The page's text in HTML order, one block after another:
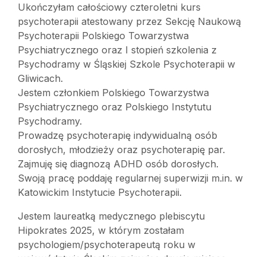
Ukończyłam całościowy czteroletni kurs
psychoterapii atestowany przez Sekcję Naukową
Psychoterapii Polskiego Towarzystwa
Psychiatrycznego oraz I stopień szkolenia z
Psychodramy w Śląskiej Szkole Psychoterapii w
Gliwicach.
Jestem członkiem Polskiego Towarzystwa
Psychiatrycznego oraz Polskiego Instytutu
Psychodramy.
Prowadzę psychoterapię indywidualną osób
dorosłych, młodzieży oraz psychoterapię par.
Zajmuję się diagnozą ADHD osób dorosłych.
Swoją pracę poddaję regularnej superwizji m.in. w
Katowickim Instytucie Psychoterapii.
Jestem laureatką medycznego plebiscytu
Hipokrates 2025, w którym zostałam
psychologiem/psychoterapeutą roku w